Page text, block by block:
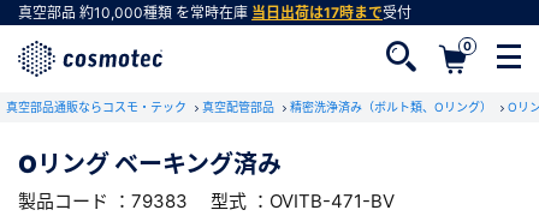
真空部品 約10,000種類 を常時在庫 当日出荷は17時まで受付
0
真空部品通販ならコスモ・テック 真空配管部品 精密洗浄済み（ボルト類、Oリング） Oリ
Oリング ベーキング済み
製品コード ：79383 型式 ：OVITB-471-BV
RoHS2適合報告書のダウンロード
下記製品のRoHS2適合報告書のダウンロードをします。
Oリング ベーキング済み
会員登録がお済みでない方